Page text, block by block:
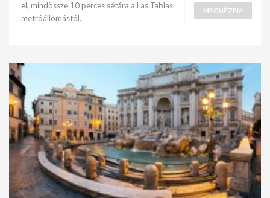
el, mindössze 10 perces sétára a Las Tablas
metróállomástól.
MEGNÉZEM